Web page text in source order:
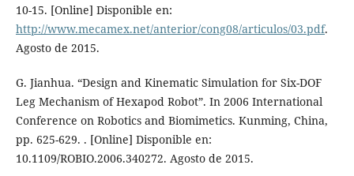
10-15. [Online] Disponible en:
http://www.mecamex.net/anterior/cong08/articulos/03.pdf.
Agosto de 2015.
G. Jianhua. “Design and Kinematic Simulation for Six-DOF
Leg Mechanism of Hexapod Robot”. In 2006 International
Conference on Robotics and Biomimetics. Kunming, China,
pp. 625-629. . [Online] Disponible en:
10.1109/ROBIO.2006.340272. Agosto de 2015.